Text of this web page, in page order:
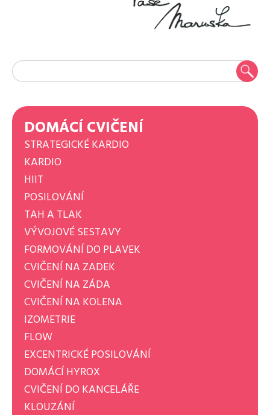
DOMÁCÍ CVIČENÍ
STRATEGICKÉ KARDIO
KARDIO
HIIT
POSILOVÁNÍ
TAH A TLAK
VÝVOJOVÉ SESTAVY
FORMOVÁNÍ DO PLAVEK
CVIČENÍ NA ZADEK
CVIČENÍ NA ZÁDA
CVIČENÍ NA KOLENA
IZOMETRIE
FLOW
EXCENTRICKÉ POSILOVÁNÍ
DOMÁCÍ HYROX
CVIČENÍ DO KANCELÁŘE
KLOUZÁNÍ